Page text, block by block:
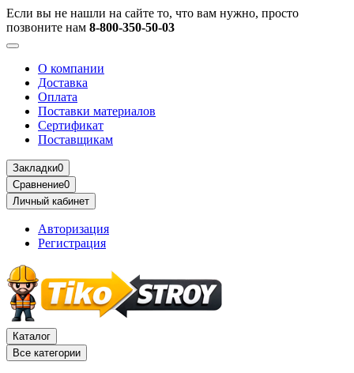
Если вы не нашли на сайте то, что вам нужно, просто
позвоните нам 8-800-350-50-03
О компании
Доставка
Оплата
Поставки материалов
Сертификат
Поставщикам
Закладки0
Сравнение0
Личный кабинет
Авторизация
Регистрация
Каталог
Все категории